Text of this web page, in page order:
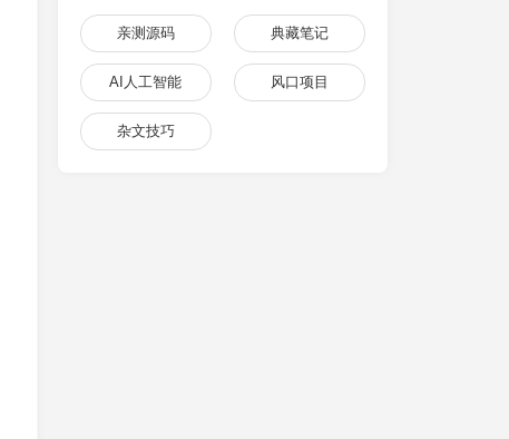
亲测源码 典藏笔记
AI人工智能 风口项目
杂文技巧